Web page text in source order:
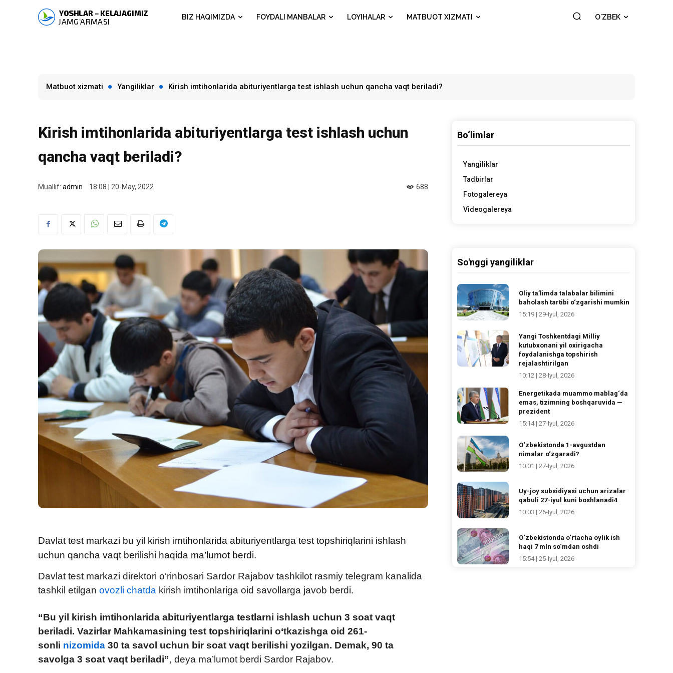
BIZ HAQIMIZDA FOYDALI MANBALAR LOYIHALAR MATBUOT XIZMATI OʻZBEK
Matbuot xizmati Yangiliklar Kirish imtihonlarida abituriyentlarga test ishlash uchun qancha vaqt beriladi?
Kirish imtihonlarida abituriyentlarga test ishlash uchun
qancha vaqt beriladi?
Muallif: admin 18:08 | 20-May, 2022 688
Davlat test markazi bu yil kirish imtihonlarida abituriyentlarga test topshiriqlarini ishlash
uchun qancha vaqt berilishi haqida ma’lumot berdi.
Davlat test markazi direktori o‘rinbosari Sardor Rajabov tashkilot rasmiy telegram kanalida
tashkil etilgan ovozli chatda kirish imtihonlariga oid savollarga javob berdi.
“Bu yil kirish imtihonlarida abituriyentlarga testlarni ishlash uchun 3 soat vaqt
beriladi. Vazirlar Mahkamasining test topshiriqlarini o‘tkazishga oid 261-
sonli nizomida 30 ta savol uchun bir soat vaqt berilishi yozilgan. Demak, 90 ta
savolga 3 soat vaqt beriladi”, deya ma’lumot berdi Sardor Rajabov.
Bo‘limlar
Yangiliklar
Tadbirlar
Fotogalereya
Videogalereya
So'nggi yangiliklar
Oliy ta’limda talabalar bilimini
baholash tartibi o‘zgarishi mumkin
15:19 | 29-Iyul, 2026
Yangi Toshkentdagi Milliy
kutubxonani yil oxirigacha
foydalanishga topshirish
rejalashtirilgan
10:12 | 28-Iyul, 2026
Energetikada muammo mablag‘da
emas, tizimning boshqaruvida —
prezident
15:14 | 27-Iyul, 2026
O‘zbekistonda 1-avgustdan
nimalar o‘zgaradi?
10:01 | 27-Iyul, 2026
Uy-joy subsidiyasi uchun arizalar
qabuli 27-iyul kuni boshlanadi4
10:03 | 26-Iyul, 2026
O‘zbekistonda o‘rtacha oylik ish
haqi 7 mln so‘mdan oshdi
15:54 | 25-Iyul, 2026